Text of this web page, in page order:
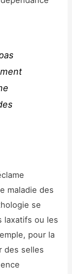
maladie des
se
laxatifs ou les
pour la
des selles